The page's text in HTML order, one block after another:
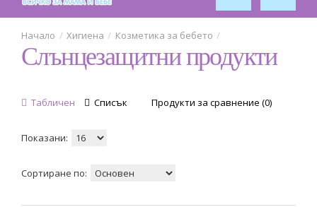
Wooden Spoon
2
Woopies
Галафарма
Здраве
Хигиена Козметика за бебето
Слънцезащитни продукти
Табличен Списък Продукти за сравнение (0)
Показани:
Сортиране по: